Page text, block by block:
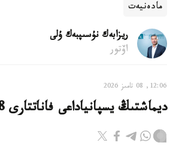
مادەنيەت
ريزابەك نۇسىپبەك ۇلى
اۆتور
12:06, 08 تامىز 2026
ديماشتىڭ يسپانياداعى فاناتتارى 18 مىڭعا جەتتى